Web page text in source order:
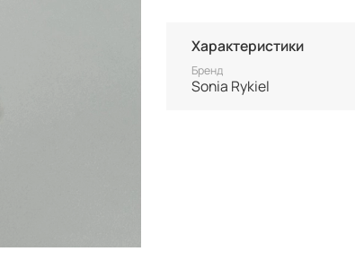
состоянию уточняйте перед
Характеристики
Бренд
Sonia Rykiel